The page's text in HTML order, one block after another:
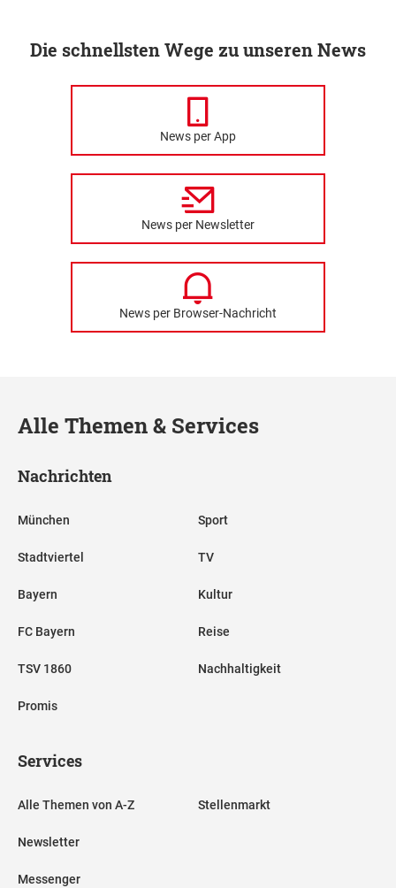
Die schnellsten Wege zu unseren News
News per App
News per Newsletter
News per Browser-Nachricht
Alle Themen & Services
Nachrichten
München
Stadtviertel
Bayern
FC Bayern
TSV 1860
Promis
Sport
TV
Kultur
Reise
Nachhaltigkeit
Services
Alle Themen von A-Z
Newsletter
Messenger
Stellenmarkt